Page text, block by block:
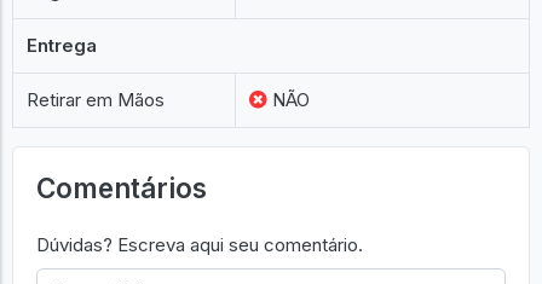
Entrega
Retirar em Mãos NÃO
Comentários
Dúvidas? Escreva aqui seu comentário.